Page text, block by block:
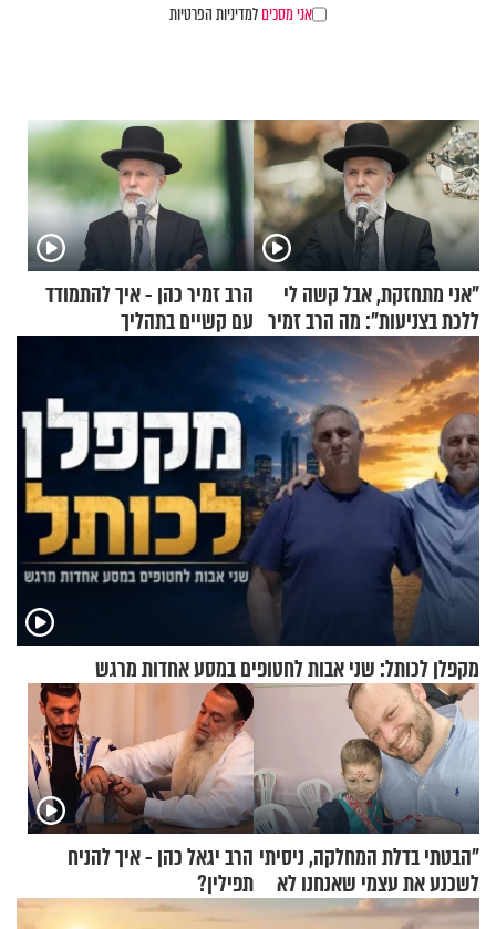
אני מסכיםלמדיניות הפרטיות
"אני מתחזקת, אבל קשה לי
ללכת בצניעות": מה הרב זמיר
כהן המליץ לה לעשות?
הרב זמיר כהן - איך להתמודד
עם קשיים בתהליך
ההתחזקות?
מקפלן לכותל: שני אבות לחטופים במסע אחדות מרגש
"הבטתי בדלת המחלקה, ניסיתי
לשכנע את עצמי שאנחנו לא
שייכים לשם"
הרב יגאל כהן - איך להניח
תפילין?